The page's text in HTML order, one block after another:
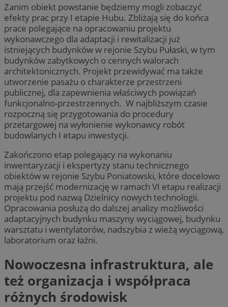
Zanim obiekt powstanie będziemy mogli zobaczyć
efekty prac przy I etapie Hubu. Zbliżają się do końca
prace polegające na opracowaniu projektu
wykonawczego dla adaptacji i rewitalizacji już
istniejących budynków w rejonie Szybu Pułaski, w tym
budynków zabytkowych o cennych walorach
architektonicznych. Projekt przewidywać ma także
utworzenie pasażu o charakterze przestrzeni
publicznej, dla zapewnienia właściwych powiązań
funkcjonalno-przestrzennych. W najbliższym czasie
rozpoczną się przygotowania do procedury
przetargowej na wyłonienie wykonawcy robót
budowlanych I etapu inwestycji.
Zakończono etap polegający na wykonaniu
inwentaryzacji i ekspertyzy stanu technicznego
obiektów w rejonie Szybu Poniatowski, które docelowo
mają przejść modernizację w ramach VI etapu realizacji
projektu pod nazwą Dzielnicy nowych technologii.
Opracowania posłużą do dalszej analizy możliwości
adaptacyjnych budynku maszyny wyciągowej, budynku
warsztatu i wentylatorów, nadszybia z wieżą wyciągową,
laboratorium oraz łaźni.
Nowoczesna infrastruktura, ale
też organizacja i współpraca
różnych środowisk